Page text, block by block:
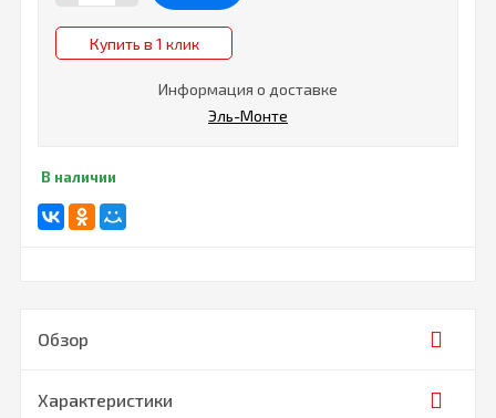
Купить в 1 клик
Информация о доставке
Эль-Монте
В наличии
Обзор
Характеристики